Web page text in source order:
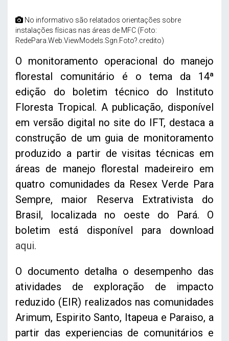
No informativo são relatados orientações sobre
instalações físicas nas áreas de MFC (Foto:
RedePara.Web.ViewModels.Sgn.Foto?.credito)
O monitoramento operacional do manejo
florestal comunitário é o tema da 14ª
edição do boletim técnico do Instituto
Floresta Tropical. A publicação, disponível
em versão digital no site do IFT, destaca a
construção de um guia de monitoramento
produzido a partir de visitas técnicas em
áreas de manejo florestal madeireiro em
quatro comunidades da Resex Verde Para
Sempre, maior Reserva Extrativista do
Brasil, localizada no oeste do Pará. O
boletim está disponível para download
aqui.
O documento detalha o desempenho das
atividades de exploração de impacto
reduzido (EIR) realizados nas comunidades
Arimum, Espirito Santo, Itapeua e Paraiso, a
partir das experiencias de comunitários e